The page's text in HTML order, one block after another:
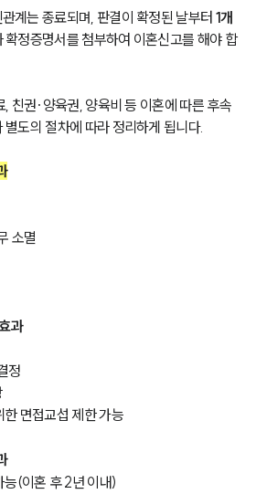
계는 종료되며, 판결이 확정된 날부터 1개
확정증명서를 첨부하여 이혼신고를 해야 합
친권·양육권, 양육비 등 이혼에 따른 후속
도의 절차에 따라 정리하게 됩니다.
소멸
과
정
면접교섭 제한 가능
능(이혼 후 2년 이내)